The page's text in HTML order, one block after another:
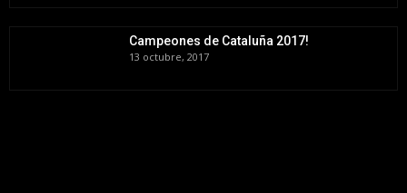
Campeones de Cataluña 2017!
13 octubre, 2017